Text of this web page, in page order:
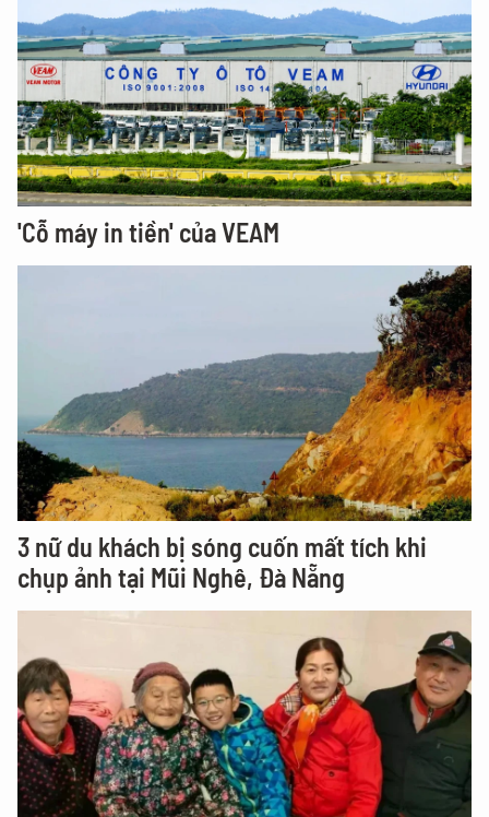
'Cỗ máy in tiền' của VEAM
3 nữ du khách bị sóng cuốn mất tích khi
chụp ảnh tại Mũi Nghê, Đà Nẵng